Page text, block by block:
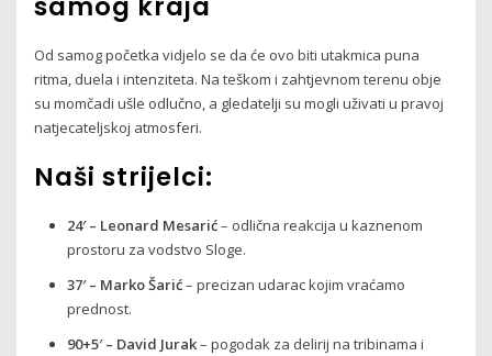
Od samog početka vidjelo se da će ovo biti utakmica puna
ritma, duela i intenziteta. Na teškom i zahtjevnom terenu obje
su momčadi ušle odlučno, a gledatelji su mogli uživati u pravoj
natjecateljskoj atmosferi.
Naši strijelci:
24′ – Leonard Mesarić– odlična reakcija u kaznenom
prostoru za vodstvo Sloge.
37′ – Marko Šarić– precizan udarac kojim vraćamo
prednost.
90+5′ – David Jurak– pogodak za delirij na tribinama i